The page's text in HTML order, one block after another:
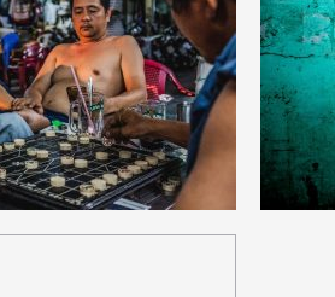
2